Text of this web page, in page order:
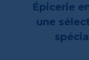
Épicerie
une